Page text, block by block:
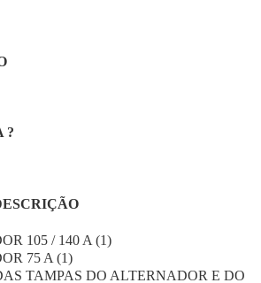
?
105 / 140 A (1)
75 A (1)
TAMPAS DO ALTERNADOR E DO